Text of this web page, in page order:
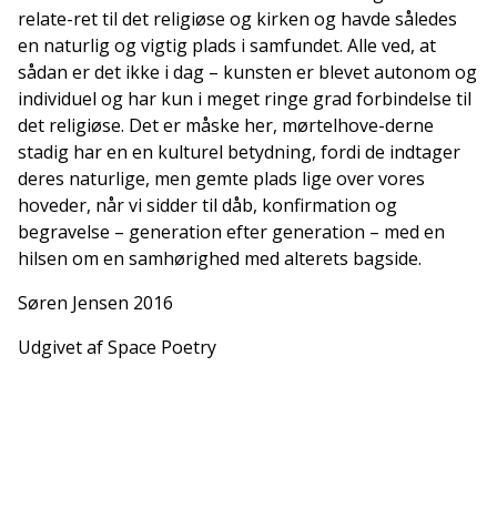
relate-ret til det religiøse og kirken og havde således
en naturlig og vigtig plads i samfundet. Alle ved, at
sådan er det ikke i dag – kunsten er blevet autonom og
individuel og har kun i meget ringe grad forbindelse til
det religiøse. Det er måske her, mørtelhove-derne
stadig har en en kulturel betydning, fordi de indtager
deres naturlige, men gemte plads lige over vores
hoveder, når vi sidder til dåb, konfirmation og
begravelse – generation efter generation – med en
hilsen om en samhørighed med alterets bagside.
Søren Jensen 2016
Udgivet af Space Poetry